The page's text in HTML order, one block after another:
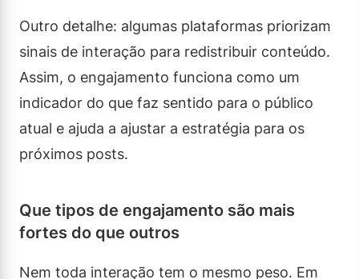
Outro detalhe: algumas plataformas priorizam
sinais de interação para redistribuir conteúdo.
Assim, o engajamento funciona como um
indicador do que faz sentido para o público
atual e ajuda a ajustar a estratégia para os
próximos posts.
Que tipos de engajamento são mais
fortes do que outros
Nem toda interação tem o mesmo peso. Em